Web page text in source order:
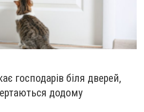
господарів біля дверей,
додому